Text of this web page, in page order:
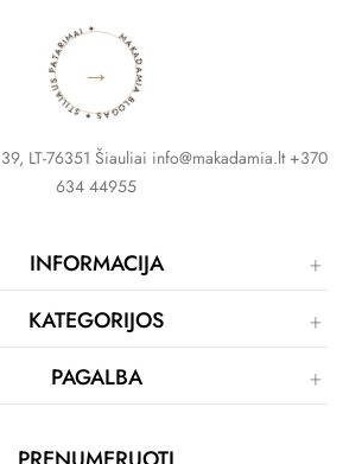
MAKADAMIA BLOGAS ✦ STILIAUS PATARIMAI ✦
→
LT-76351 Šiauliai info@makadamia.lt +370
634 44955
INFORMACIJA
KATEGORIJOS
PAGALBA